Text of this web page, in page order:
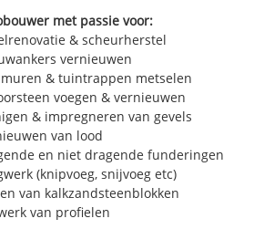
met passie voor:
& scheurherstel
vernieuwen
& tuintrappen metselen
voegen & vernieuwen
& impregneren van gevels
van lood
en niet dragende funderingen
(knipvoeg, snijvoeg etc)
van kalkzandsteenblokken
van profielen